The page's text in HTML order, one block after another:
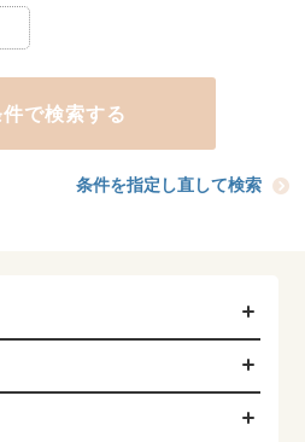
条件を指定し直して検索